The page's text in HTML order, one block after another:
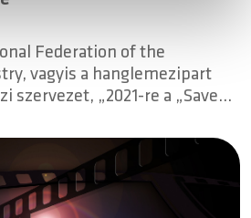
Federation of the
vagyis a hanglemezipart
„2021-re a „Save
előadó, aki két egymást
listájának élén végzett -
Lights” lett az első.